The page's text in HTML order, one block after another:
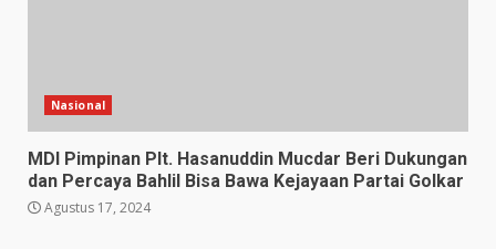
Nasional
MDI Pimpinan Plt. Hasanuddin Mucdar Beri Dukungan
dan Percaya Bahlil Bisa Bawa Kejayaan Partai Golkar
Agustus 17, 2024